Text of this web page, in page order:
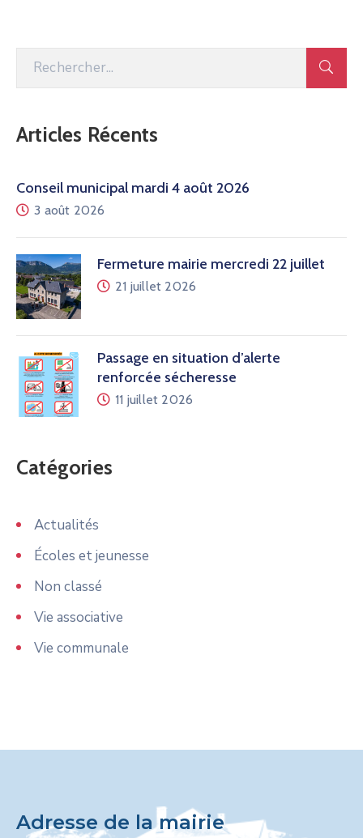
Articles Récents
Conseil municipal mardi 4 août 2026
3 août 2026
Fermeture mairie mercredi 22 juillet
21 juillet 2026
Passage en situation d’alerte
renforcée sécheresse
11 juillet 2026
Catégories
Actualités
Écoles et jeunesse
Non classé
Vie associative
Vie communale
Adresse de la mairie